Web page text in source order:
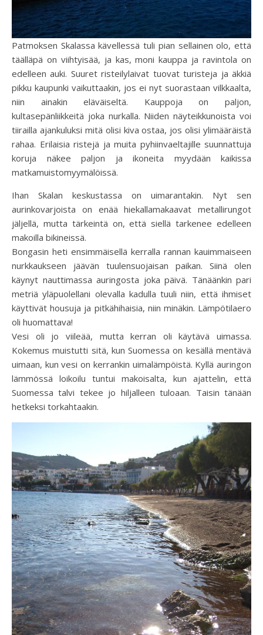
Patmoksen Skalassa kävellessä tuli pian sellainen olo, että
täälläpä on viihtyisää, ja kas, moni kauppa ja ravintola on
edelleen auki. Suuret risteilylaivat tuovat turisteja ja äkkiä
pikku kaupunki vaikuttaakin, jos ei nyt suorastaan vilkkaalta,
niin ainakin eläväiseltä. Kauppoja on paljon,
kultasepänliikkeitä joka nurkalla. Niiden näyteikkunoista voi
tiirailla ajankuluksi mitä olisi kiva ostaa, jos olisi ylimääräistä
rahaa. Erilaisia ristejä ja muita pyhiinvaeltajille suunnattuja
koruja näkee paljon ja ikoneita myydään kaikissa
matkamuistomyymälöissä.
Ihan Skalan keskustassa on uimarantakin. Nyt sen
aurinkovarjoista on enää hiekallamakaavat metallirungot
jäljellä, mutta tärkeintä on, että siellä tarkenee edelleen
makoilla bikineissä.
Bongasin heti ensimmäisellä kerralla rannan kauimmaiseen
nurkkaukseen jäävän tuulensuojaisan paikan. Siinä olen
käynyt nauttimassa auringosta joka päivä. Tänäänkin pari
metriä yläpuolellani olevalla kadulla tuuli niin, että ihmiset
käyttivät housuja ja pitkähihaisia, niin minäkin. Lämpötilaero
oli huomattava!
Vesi oli jo viileää, mutta kerran oli käytävä uimassa.
Kokemus muistutti sitä, kun Suomessa on kesällä mentävä
uimaan, kun vesi on kerrankin uimalämpöistä. Kyllä auringon
lämmössä loikoilu tuntui makoisalta, kun ajattelin, että
Suomessa talvi tekee jo hiljalleen tuloaan. Taisin tänään
hetkeksi torkahtaakin.